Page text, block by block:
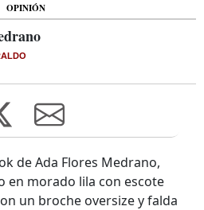
OPINIÓN
de Ada Flores Medrano,
en morado lila con escote
un broche oversize y falda